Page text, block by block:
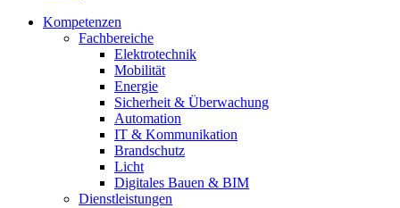
Kompetenzen
Fachbereiche
Elektrotechnik
Mobilität
Energie
Sicherheit & Überwachung
Automation
IT & Kommunikation
Brandschutz
Licht
Digitales Bauen & BIM
Dienstleistungen